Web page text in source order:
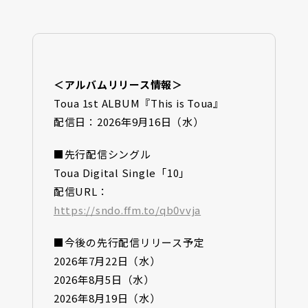
＜アルバムリリース情報＞
Toua 1st ALBUM『This is Toua』
配信日：2026年9月16日（水）
■先行配信シングル
Toua Digital Single「10」
配信URL：
https://sndo.ffm.to/qb0vvja
■今後の先行配信リリース予定
2026年7月22日（水）
2026年8月5日（水）
2026年8月19日（水）